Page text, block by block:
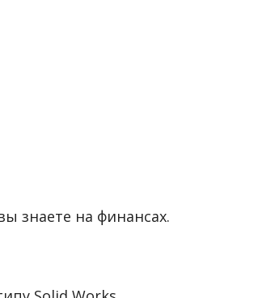
знаете на финансах.